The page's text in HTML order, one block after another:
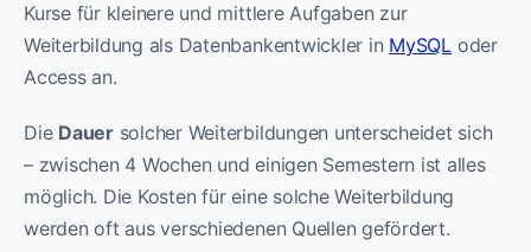
Kurse für kleinere und mittlere Aufgaben zur
Weiterbildung als Datenbankentwickler in MySQLoder
Access an.
Die Dauersolcher Weiterbildungen unterscheidet sich
– zwischen 4 Wochen und einigen Semestern ist alles
möglich. Die Kosten für eine solche Weiterbildung
werden oft aus verschiedenen Quellen gefördert.